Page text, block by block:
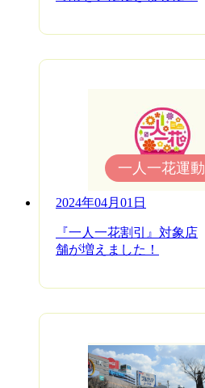
2024年04月01日
『一人一花割引』対象店
舗が増えました！
一人一花運動